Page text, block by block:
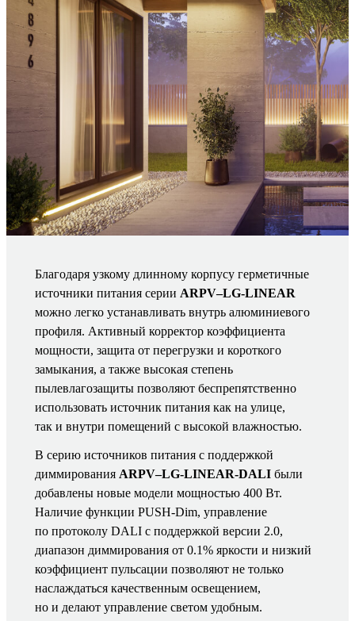
Благодаря узкому длинному корпусу герметичные
источники питания серии ARPV–LG-LINEAR
можно легко устанавливать внутрь алюминиевого
профиля. Активный корректор коэффициента
мощности, защита от перегрузки и короткого
замыкания, а также высокая степень
пылевлагозащиты позволяют беспрепятственно
использовать источник питания как на улице,
так и внутри помещений с высокой влажностью.
В серию источников питания с поддержкой
диммирования ARPV–LG-LINEAR-DALI были
добавлены новые модели мощностью 400 Вт.
Наличие функции PUSH-Dim, управление
по протоколу DALI с поддержкой версии 2.0,
диапазон диммирования от 0.1% яркости и низкий
коэффициент пульсации позволяют не только
наслаждаться качественным освещением,
но и делают управление светом удобным.